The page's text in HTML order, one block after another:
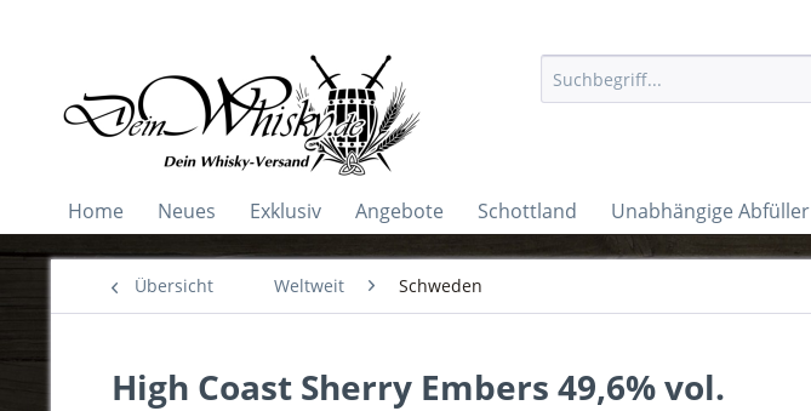
Home Neues Exklusiv Angebote Schottland Unabhängige Abfüller
Übersicht Weltweit Schweden
High Coast Sherry Embers 49,6% vol.